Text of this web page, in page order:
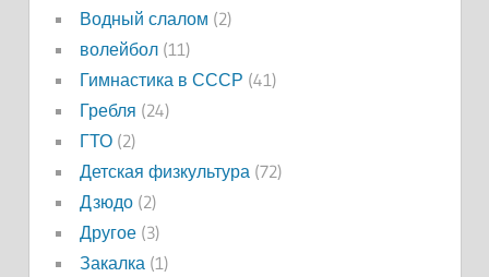
Водный слалом (2)
волейбол(11)
Гимнастика в СССР (41)
Гребля (24)
ГТО(2)
Детская физкультура (72)
Дзюдо(2)
Другое(3)
Закалка (1)